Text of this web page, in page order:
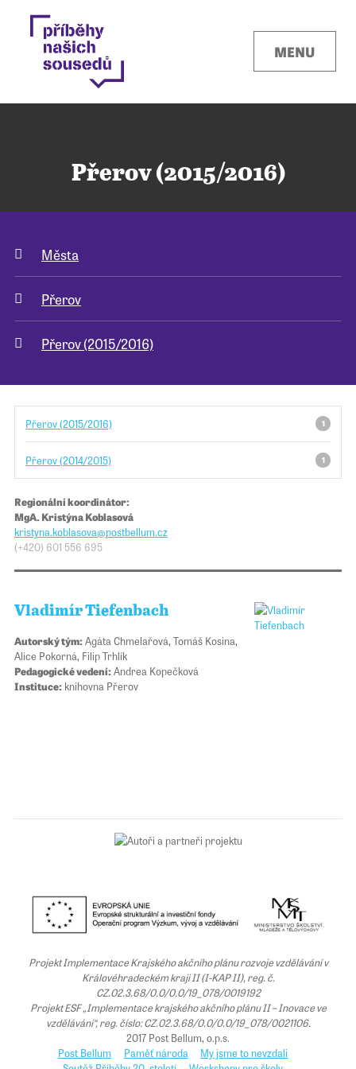
MENU
Kontakty
Místa
O projektu
Pro města
Příběhy našich sousedů
Přerov (2015/2016)
Města
Přerov
Přerov (2015/2016)
Přerov (2015/2016) 1
Přerov (2014/2015) 1
Regionální koordinátor:
MgA. Kristýna Koblasová
kristyna.koblasova@​​postbellum.cz
(+420) 601 556 695
Vladimír Tiefenbach
Autorský tým:Agáta Chmelařová, Tomáš Kosina,
Alice Pokorná, Filip Trhlík
Pedagogické vedení:Andrea Kopečková
Instituce: knihovna Přerov
Projekt Implementace Krajského akčního plánu rozvoje vzdělávání v
Královéhradeckém kraji II (I-KAP II), reg. č.
CZ.02.3.68/0.0/0.0/19_078/0019192
Projekt ESF „Implementace krajského akčního plánu II – Inovace ve
vzdělávání“, reg. číslo: CZ.02.3.68/0.0/0.0/19_078/0021106.
2017 Post Bellum, o.p.s.
Post Bellum
Paměť národa
My jsme to nevzdali